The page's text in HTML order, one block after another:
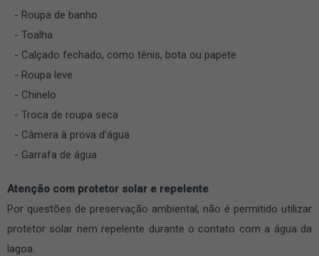
Roupa de banho
Toalha
Calçado fechado, como tênis, bota ou papete
Roupa leve
Chinelo
Troca de roupa seca
Câmera à prova d’água
Garrafa de água
Atenção com protetor solar e repelente
Por questões de preservação ambiental, não é permitido utilizar
protetor solar nem repelente durante o contato com a água da
lagoa.